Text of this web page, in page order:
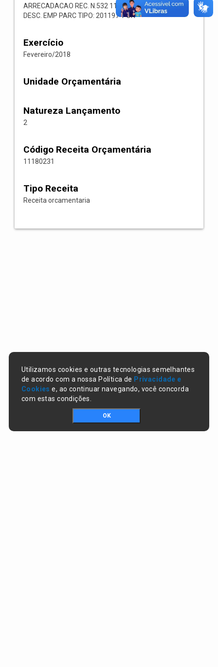
ARRECADACAO REC. N.532 1118.02.3.1.00 RECEITA
DESC. EMP PARC TIPO: 201197 1 OR
Exercício
Fevereiro/2018
Unidade Orçamentária
Natureza Lançamento
2
Código Receita Orçamentária
11180231
Tipo Receita
Receita orcamentaria
Utilizamos cookies e outras tecnologias semelhantes
de acordo com a nossa Política de Privacidade e
Cookies e, ao continuar navegando, você concorda
com estas condições.
OK